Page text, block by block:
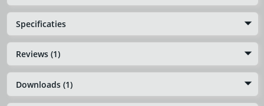
Specificaties
Reviews (1)
Downloads (1)